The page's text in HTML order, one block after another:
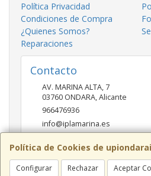
Política de Cookies de
Configurar Rechazar Aceptar
Política Privacidad
Condiciones de Compra
¿Quienes Somos?
Reparaciones
Contacto
AV. MARINA ALTA, 7
03760 ONDARA,Alicante
966476936
info@iplamarina.es
Horario